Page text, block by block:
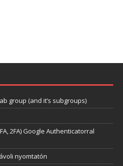
group (and it’s subgroups)
2FA) Google Authenticatorral
nyomtatón